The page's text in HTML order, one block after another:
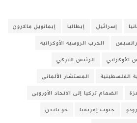
إسرائيل إيطاليا
إيمانويل ماكرون
الحرب الروسية الأوكرانية
الأوكراني
الرئيس التركي
الفلسطينية
المستشار الألماني
انضمام تركيا إلى الاتحاد الأوروبي
جنوب إفريقيا
جو بايدن